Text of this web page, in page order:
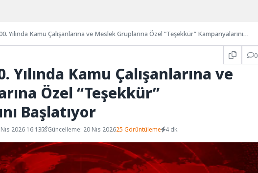
Yılında Kamu Çalışanlarına ve Meslek Gruplarına Özel “Teşekkür” Kampanyalarını
0
Yılında Kamu Çalışanlarına ve
Özel “Teşekkür”
Başlatıyor
2026 16:13 Güncelleme: 20 Nis 202625 Görüntüleme 4 dk.